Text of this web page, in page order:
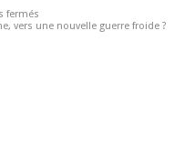
fermés
vers une nouvelle guerre froide ?